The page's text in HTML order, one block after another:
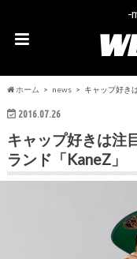
-
ホーム news キャップ好き
2016.07.26
キャップ好きは注
ランド「KaneZ」